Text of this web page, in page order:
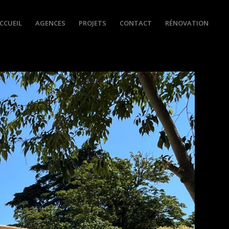
AGENCES PROJETS CONTACT RÉNOVATION